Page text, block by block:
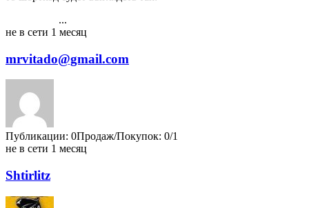
...
не в сети 1 месяц
mrvitado@gmail.com
Публикации: 0Продаж/Покупок: 0/1
не в сети 1 месяц
Shtirlitz